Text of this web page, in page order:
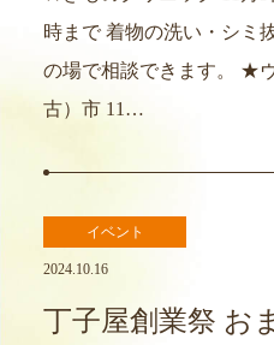
時まで 着物の洗い・シミ
の場で相談できます。 ★
古）市 11…
イベント
2024.10.16
丁子屋創業祭 お